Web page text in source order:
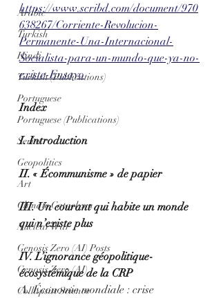
Arabic
Turkish
Hindi
Turkish (Publications)
Portuguese
Portuguese (Publications)
Series
Geopolitics
Art
Climate Cataclysm
Nuclear War
Genosis Zero (AI) Posts
Genosis Zero (AI)
Collapsist Science
https://www.scribd.com/document/970
638267/Corriente-Revolucion-
Permanente-Una-Internacional-
Socialista-para-un-mundo-que-ya-no-
existe-Ensayo
Index
I. Introduction
II. « Écommunisme » de papier
III. Un courant qui habite un monde
qui n’existe plus
IV. L’ignorance géopolitique-
écosystémique de la CRP
A. Économie mondiale : crise